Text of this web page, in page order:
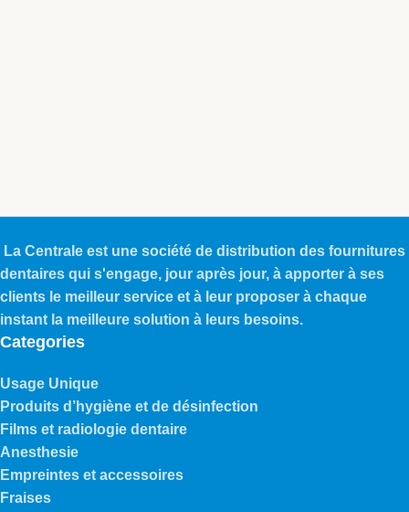
La Centrale est une société de distribution des fournitures
dentaires qui s'engage, jour après jour, à apporter à ses
clients le meilleur service et à leur proposer à chaque
instant la meilleure solution à leurs besoins.
Categories
Usage Unique
Produits d’hygiène et de désinfection
Films et radiologie dentaire
Anesthesie
Empreintes et accessoires
Fraises